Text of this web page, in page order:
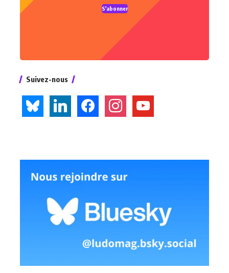
S'abonner
Suivez-nous
bluesky linkedin facebook instagramyoutube